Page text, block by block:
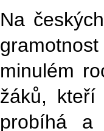
Na
minulém
žáků,
probíhá